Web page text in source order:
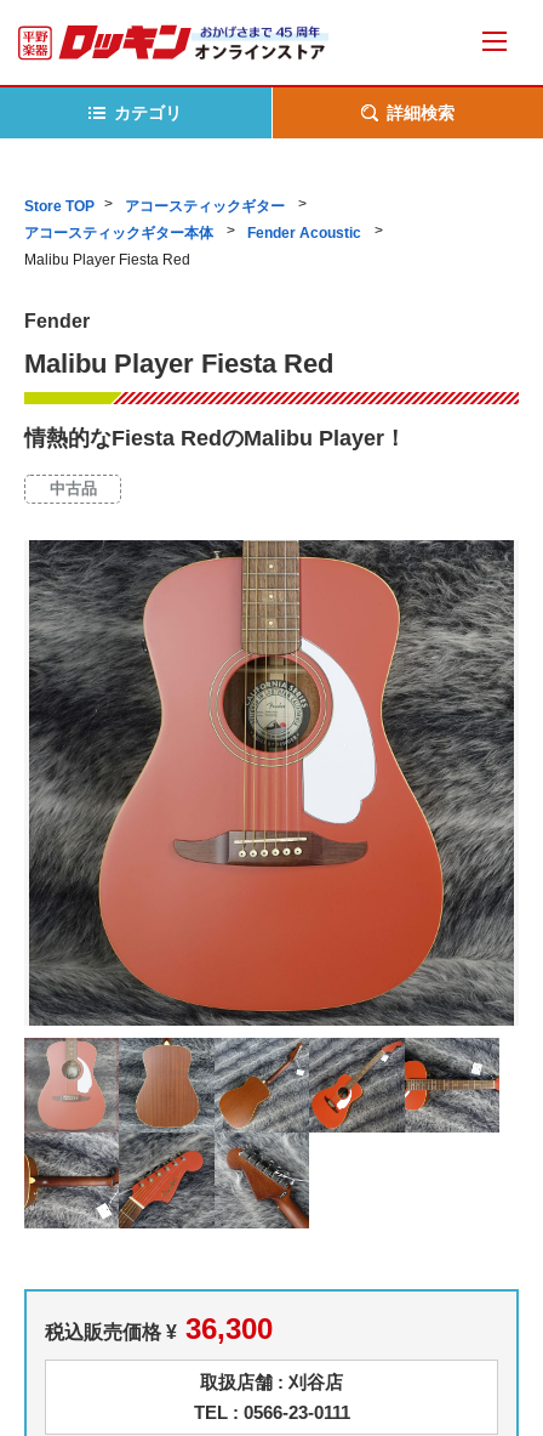
カテゴリ 詳細検索
Store TOP
アコースティックギター
アコースティックギター本体
Fender Acoustic
Malibu Player Fiesta Red
Fender
Malibu Player Fiesta Red
情熱的なFiesta RedのMalibu Player！
中古品
税込販売価格 ¥ 36,300
取扱店舗 : 刈谷店
TEL : 0566-23-0111